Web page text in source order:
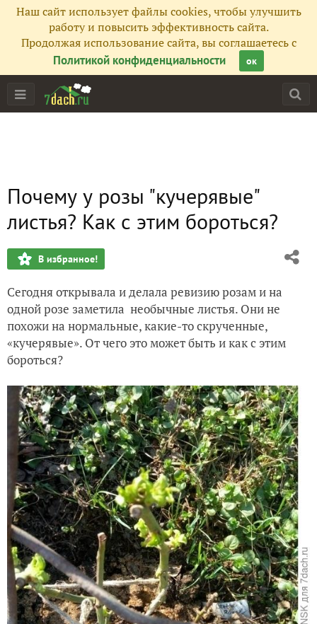
Наш сайт использует файлы cookies, чтобы улучшить
работу и повысить эффективность сайта.
Продолжая использование сайта, вы соглашаетесь с
Политикой конфиденциальности
ок
Почему у розы "кучерявые"
листья? Как с этим бороться?
В избранное!
Сегодня открывала и делала ревизию розам и на
одной розе заметила необычные листья. Они не
похожи на нормальные, какие-то скрученные,
«кучерявые». От чего это может быть и как с этим
бороться?